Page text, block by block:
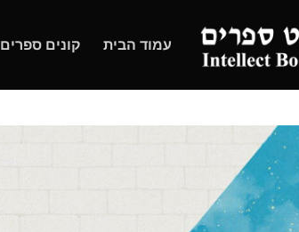
עמוד הבית קונים ספרים